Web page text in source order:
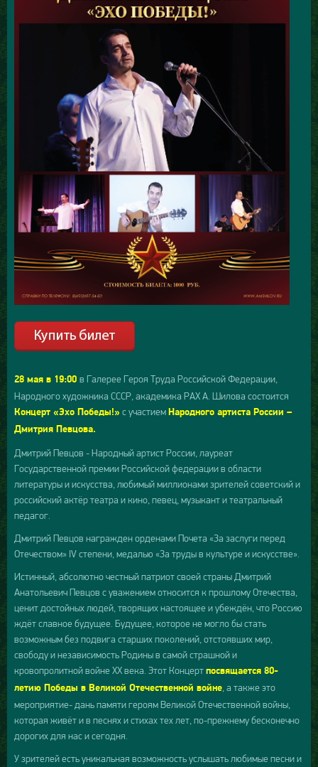
28 мая в 19:00 в Галерее Героя Труда Российской Федерации,
Народного художника СССР, академика РАХ А. Шилова состоится
Концерт «Эхо Победы!» с участием Народного артиста России –
Дмитрия Певцова.
Дмитрий Певцов - Народный артист России, лауреат
Государственной премии Российской федерации в области
литературы и искусства, любимый миллионами зрителей советский и
российский актёр театра и кино, певец, музыкант и театральный
педагог.
Дмитрий Певцов награжден орденами Почета «За заслуги перед
Отечеством» IV степени, медалью «За труды в культуре и искусстве».
Истинный, абсолютно честный патриот своей страны Дмитрий
Анатольевич Певцов с уважением относится к прошлому Отечества,
ценит достойных людей, творящих настоящее и убеждён, что Россию
ждёт славное будущее. Будущее, которое не могло бы стать
возможным без подвига старших поколений, отстоявших мир,
свободу и независимость Родины в самой страшной и
кровопролитной войне ХХ века. Этот Концерт посвящается 80-
летию Победы в Великой Отечественной войне, а также это
мероприятие- дань памяти героям Великой Отечественной войны,
которая живёт и в песнях и стихах тех лет, по-прежнему бесконечно
дорогих для нас и сегодня.
У зрителей есть уникальная возможность услышать любимые песни и